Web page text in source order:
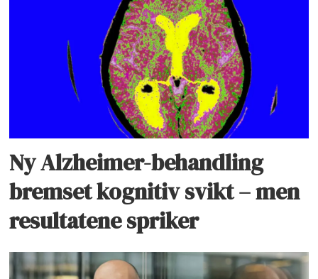
Ny Alzheimer-behandling
bremset kognitiv svikt – men
resultatene spriker